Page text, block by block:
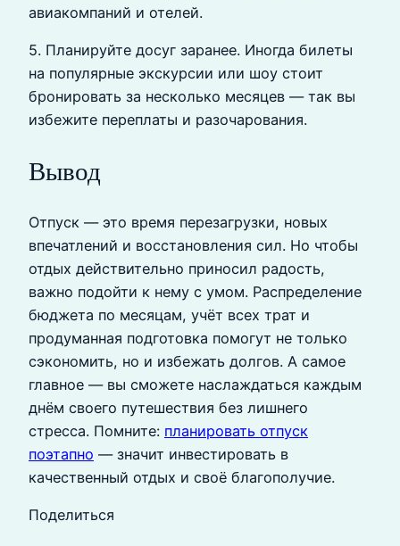
авиакомпаний и отелей.
5. Планируйте досуг заранее. Иногда билеты
на популярные экскурсии или шоу стоит
бронировать за несколько месяцев — так вы
избежите переплаты и разочарования.
Вывод
Отпуск — это время перезагрузки, новых
впечатлений и восстановления сил. Но чтобы
отдых действительно приносил радость,
важно подойти к нему с умом. Распределение
бюджета по месяцам, учёт всех трат и
продуманная подготовка помогут не только
сэкономить, но и избежать долгов. А самое
главное — вы сможете наслаждаться каждым
днём своего путешествия без лишнего
стресса. Помните: планировать отпуск
поэтапно — значит инвестировать в
качественный отдых и своё благополучие.
Поделиться